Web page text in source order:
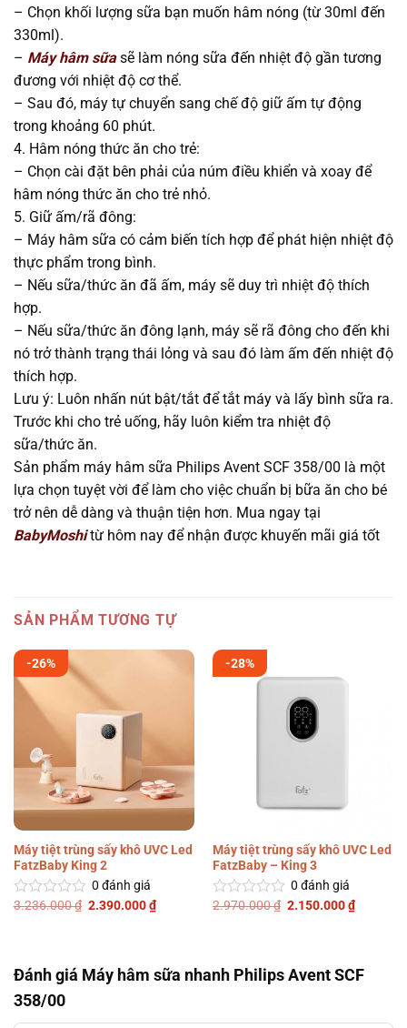
– Chọn khối lượng sữa bạn muốn hâm nóng (từ 30ml đến
330ml).
– Máy hâm sữasẽ làm nóng sữa đến nhiệt độ gần tương
đương với nhiệt độ cơ thể.
– Sau đó, máy tự chuyển sang chế độ giữ ấm tự động
trong khoảng 60 phút.
4. Hâm nóng thức ăn cho trẻ:
– Chọn cài đặt bên phải của núm điều khiển và xoay để
hâm nóng thức ăn cho trẻ nhỏ.
5. Giữ ấm/rã đông:
– Máy hâm sữa có cảm biến tích hợp để phát hiện nhiệt độ
thực phẩm trong bình.
– Nếu sữa/thức ăn đã ấm, máy sẽ duy trì nhiệt độ thích
hợp.
– Nếu sữa/thức ăn đông lạnh, máy sẽ rã đông cho đến khi
nó trở thành trạng thái lỏng và sau đó làm ấm đến nhiệt độ
thích hợp.
Lưu ý: Luôn nhấn nút bật/tắt để tắt máy và lấy bình sữa ra.
Trước khi cho trẻ uống, hãy luôn kiểm tra nhiệt độ
sữa/thức ăn.
Sản phẩm máy hâm sữa Philips Avent SCF 358/00 là một
lựa chọn tuyệt vời để làm cho việc chuẩn bị bữa ăn cho bé
trở nên dễ dàng và thuận tiện hơn. Mua ngay tại
BabyMoshitừ hôm nay để nhận được khuyến mãi giá tốt
SẢN PHẨM TƯƠNG TỰ
-26%
Máy tiệt trùng sấy khô UVC Led
FatzBaby King 2
Được
sao
0 đánh giá
3.236.000₫ Giá
2.390.000₫Giá
hiện
-28%
Máy tiệt trùng sấy khô UVC Led
FatzBaby – King 3
Được
sao
0 đánh giá
2.970.000₫ Giá
2.150.000₫Giá
hiện
Đánh giá Máy hâm sữa nhanh Philips Avent SCF
358/00